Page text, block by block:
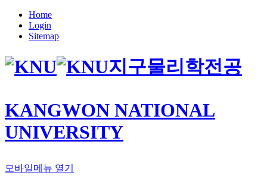
Home
Login
Sitemap
지구물리학전공
KANGWON NATIONAL
UNIVERSITY
모바일메뉴 열기